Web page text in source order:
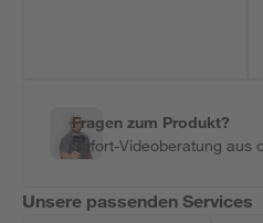
Fragen zum Produkt?
Sofort-Videoberatung aus
Unsere passenden Services